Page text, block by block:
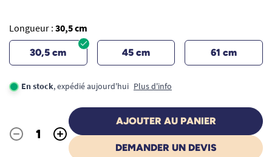
Longueur : 30,5 cm
30,5 cm 45 cm 61 cm
En stock, expédié aujourd'hui Plus d'info
Quantité
- +
AJOUTER AU PANIER
DEMANDER UN DEVIS